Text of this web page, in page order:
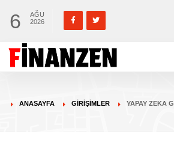
6
AĞU
2026
ANASAYFA GIRIŞIMLER YAPAY ZEKA